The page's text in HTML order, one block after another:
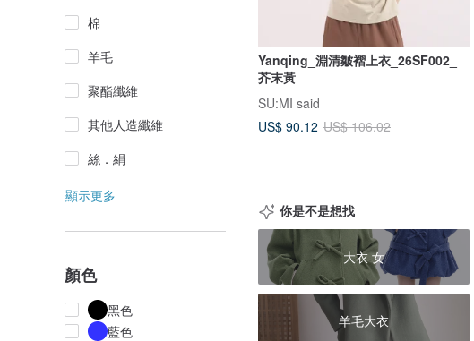
棉
羊毛
聚酯纖維
其他人造纖維
絲．絹
顯示更多
顏色
黑色
藍色
Yanqing_淵清皺褶上衣_26SF002_
芥末黃
SU:MI said
US$ 90.12 US$ 106.02
你是不是想找
大衣 女
羊毛大衣